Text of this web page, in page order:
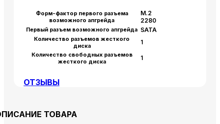
Форм-фактор первого разъема
возможного апгрейда
M.2
2280
Первый разъем возможного апгрейда SATA
Количество разъемов жесткого
диска
1
Количество свободных разъемов
жесткого диска
1
ОТЗЫВЫ
ТОВАРА